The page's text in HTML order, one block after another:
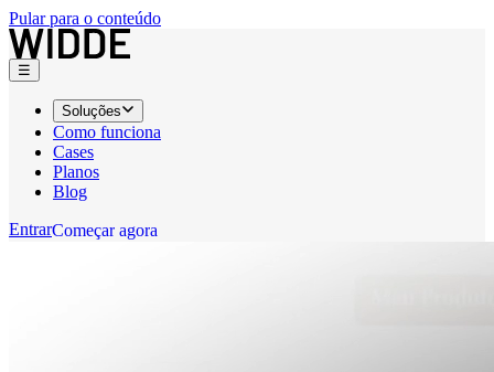
Pular para o conteúdo
☰
Soluções
Como funciona
Cases
Planos
Blog
EntrarComeçar agora